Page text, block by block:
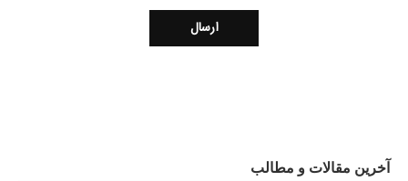
آخرین مقالات و مطالب